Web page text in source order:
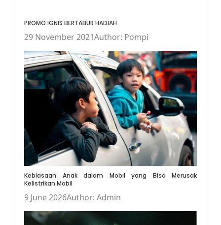
PROMO IGNIS BERTABUR HADIAH
29 November 2021Author: Pompi
Kebiasaan Anak dalam Mobil yang Bisa Merusak
Kelistrikan Mobil
9 June 2026Author: Admin